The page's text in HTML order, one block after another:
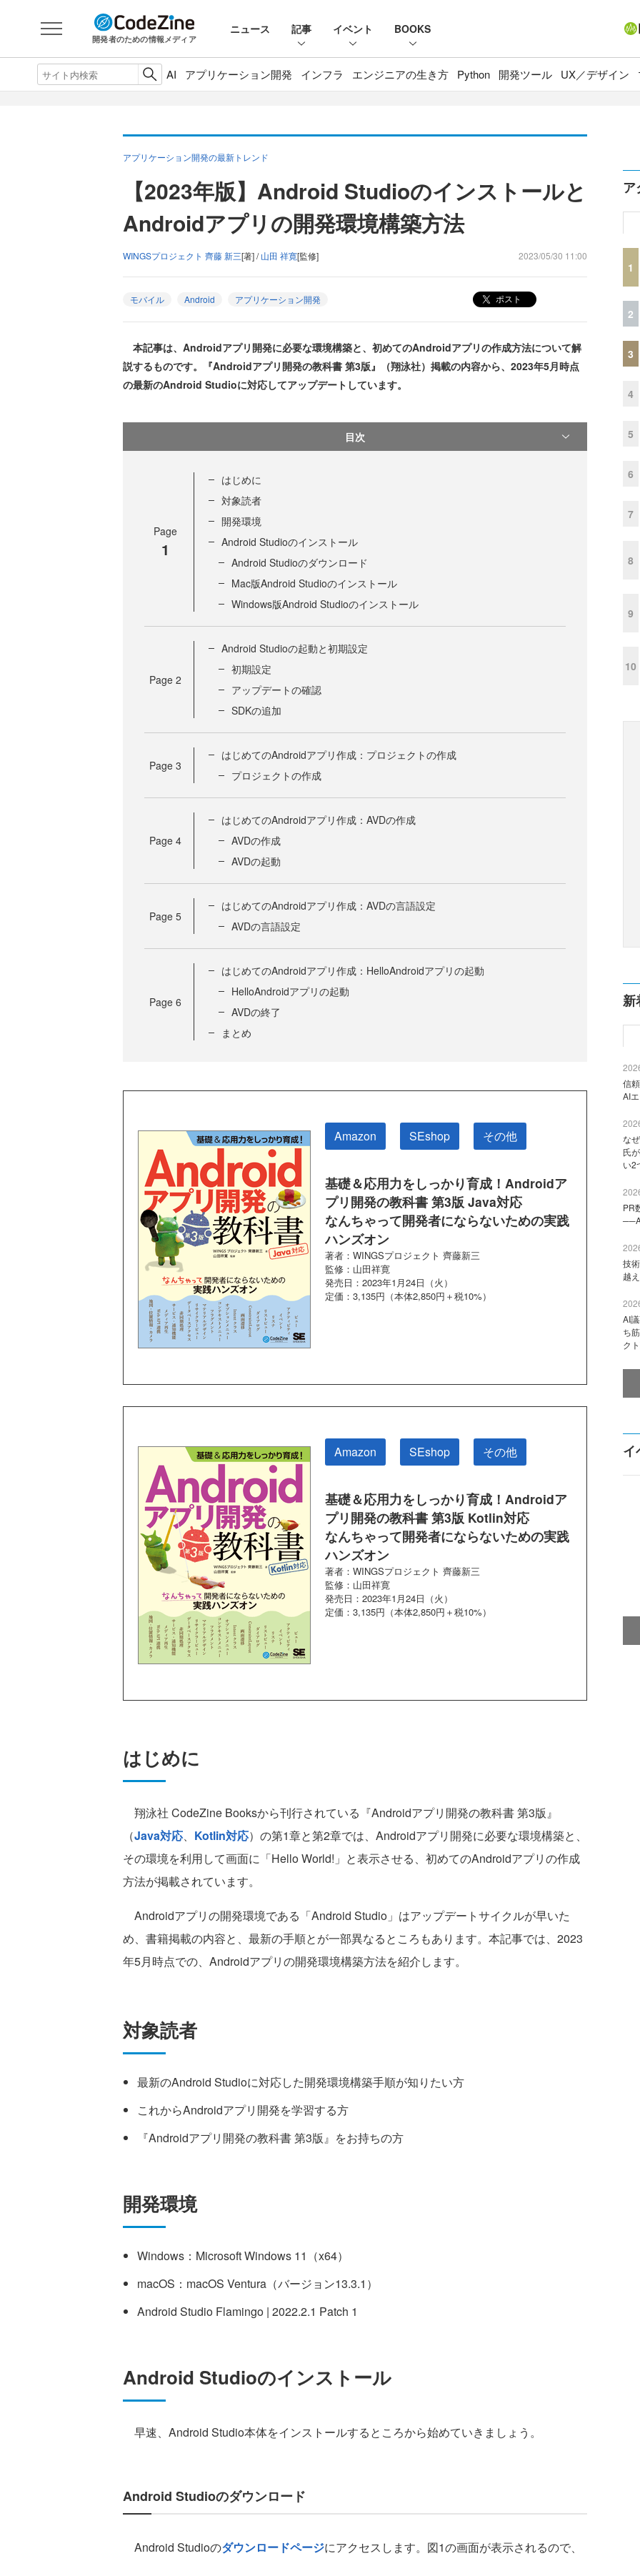
開発者のための情報メディア
ニュース 記事 イベント BOOKS
AI アプリケーション開発 インフラ エンジニアの生き方 Python 開発ツール UX／デザイン
アプリケーション開発の最新トレンド
【2023年版】Android Studioのインストールと
Androidアプリの開発環境構築方法
WINGSプロジェクト 齊藤 新三[著] /山田 祥寛[監修] 2023/05/30 11:00
モバイル Android アプリケーション開発 ポスト
本記事は、Androidアプリ開発に必要な環境構築と、初めてのAndroidアプリの作成方法について解
説するものです。『Androidアプリ開発の教科書 第3版』（翔泳社）掲載の内容から、2023年5月時点
の最新のAndroid Studioに対応してアップデートしています。
目次
Page
1
はじめに
対象読者
開発環境
Android Studioのインストール
Android Studioのダウンロード
Mac版Android Studioのインストール
Windows版Android Studioのインストール
Page 2
Android Studioの起動と初期設定
初期設定
アップデートの確認
SDKの追加
Page 3
はじめてのAndroidアプリ作成：プロジェクトの作成
プロジェクトの作成
Page 4
はじめてのAndroidアプリ作成：AVDの作成
AVDの作成
AVDの起動
Page 5
はじめてのAndroidアプリ作成：AVDの言語設定
AVDの言語設定
Page 6
はじめてのAndroidアプリ作成：HelloAndroidアプリの起動
HelloAndroidアプリの起動
AVDの終了
まとめ
Amazon SEshop その他
基礎＆応用力をしっかり育成！Androidア
プリ開発の教科書 第3版 Java対応
なんちゃって開発者にならないための実践
ハンズオン
著者：WINGSプロジェクト 齊藤新三
監修：山田祥寛
発売日：2023年1月24日（火）
定価：3,135円（本体2,850円＋税10%）
Amazon SEshop その他
基礎＆応用力をしっかり育成！Androidア
プリ開発の教科書 第3版 Kotlin対応
なんちゃって開発者にならないための実践
ハンズオン
著者：WINGSプロジェクト 齊藤新三
監修：山田祥寛
発売日：2023年1月24日（火）
定価：3,135円（本体2,850円＋税10%）
はじめに
翔泳社 CodeZine Booksから刊行されている『Androidアプリ開発の教科書 第3版』
（Java対応、 Kotlin対応）の第1章と第2章では、Androidアプリ開発に必要な環境構築と、
その環境を利用して画面に「Hello World!」と表示させる、初めてのAndroidアプリの作成
方法が掲載されています。
Androidアプリの開発環境である「Android Studio」はアップデートサイクルが早いた
め、書籍掲載の内容と、最新の手順とが一部異なるところもあります。本記事では、2023
年5月時点での、Androidアプリの開発環境構築方法を紹介します。
対象読者
最新のAndroid Studioに対応した開発環境構築手順が知りたい方
これからAndroidアプリ開発を学習する方
『Androidアプリ開発の教科書 第3版』をお持ちの方
開発環境
Windows：Microsoft Windows 11（x64）
macOS：macOS Ventura（バージョン13.3.1）
Android Studio Flamingo | 2022.2.1 Patch 1
Android Studioのインストール
早速、Android Studio本体をインストールするところから始めていきましょう。
Android Studioのダウンロード
Android Studioのダウンロードページにアクセスします。図1の画面が表示されるので、
ア
1
2
3
4
5
6
7
8
9
10
新
信
AI
な
氏
い2
PR
技
越
AI
ち
ク
イ